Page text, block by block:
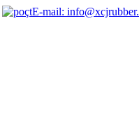
E-mail: